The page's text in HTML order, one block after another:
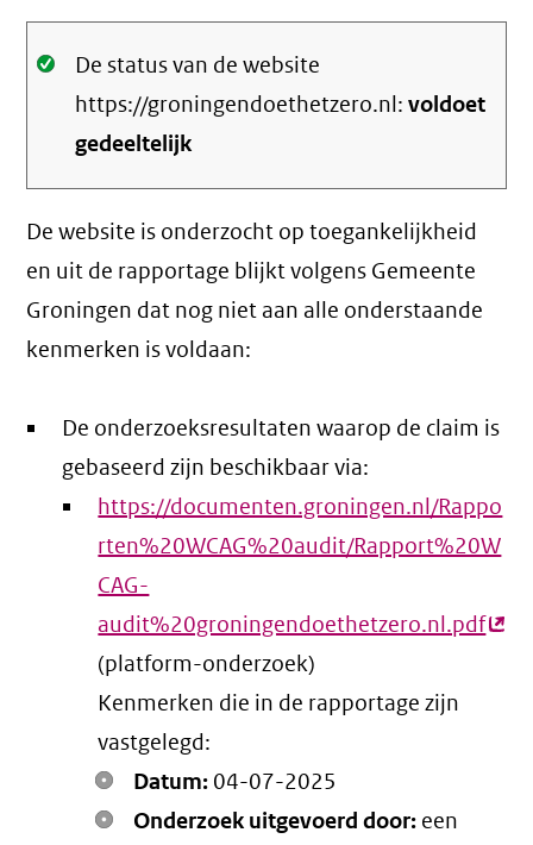
Oké.
De status van de website
https://groningendoethetzero.nl:voldoet
gedeeltelijk
De website is onderzocht op toegankelijkheid
en uit de rapportage blijkt volgens Gemeente
Groningen dat nog niet aan alle onderstaande
kenmerken is voldaan:
De onderzoeksresultaten waarop de claim is
gebaseerd zijn beschikbaar via:
https://documenten.groningen.nl/Rappo
rten%20WCAG%20audit/Rapport%20W
CAG-
audit%20groningendoethetzero.nl.pdf
(platform-onderzoek)
Kenmerken die in de rapportage zijn
vastgelegd:
Datum: 04-07-2025
Onderzoek uitgevoerd door: een